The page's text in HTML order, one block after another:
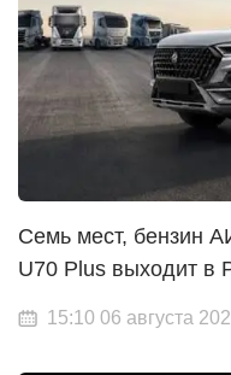
Семь мест, бензин
U70 Plus выходит в
15:10 06 августа